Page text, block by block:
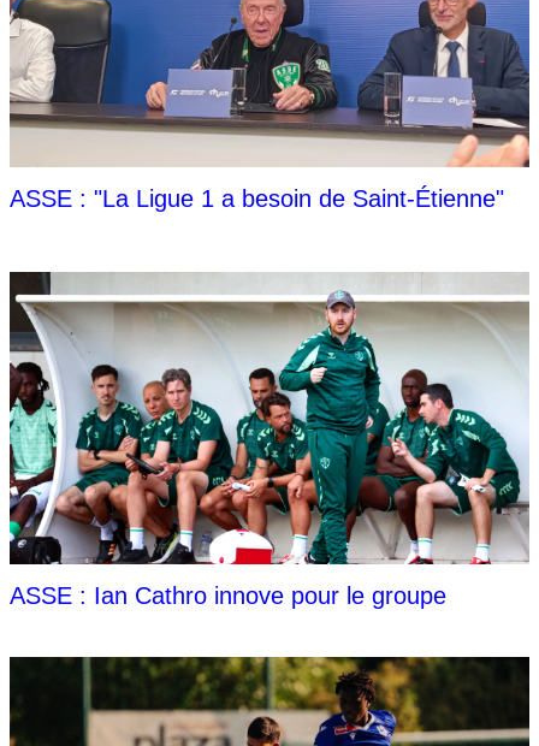
ASSE : "La Ligue 1 a besoin de Saint-Étienne"
ASSE : Ian Cathro innove pour le groupe